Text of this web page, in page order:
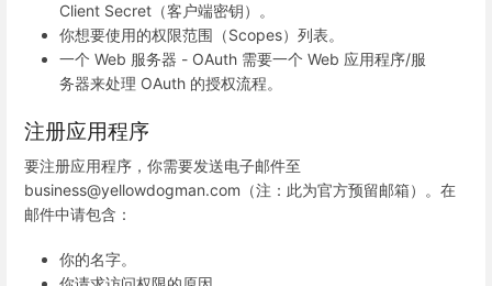
Client Secret（客户端密钥）。
你想要使用的权限范围（Scopes）列表。
一个 Web 服务器 - OAuth 需要一个 Web 应用程序/服
务器来处理 OAuth 的授权流程。
注册应用程序
要注册应用程序，你需要发送电子邮件至
business@yellowdogman.com（注：此为官方预留邮箱）。在
邮件中请包含：
你的名字。